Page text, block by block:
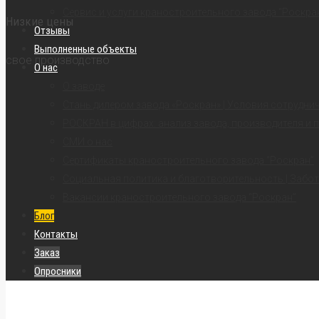
Низкие цены
свое производство
Отзывы
Выполненные объекты
О нас
Блог
Контакты
Заказ
Опросники